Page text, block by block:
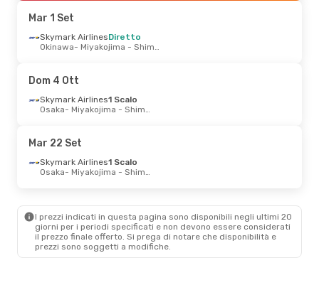
Miyakojima - Shimojishima- Okinawa
Dom 4 Ott- Mer 7 Ott
Korean Air
Mar 1 Set
Skymark AirlinesDiretto
Okinawa
- Miyakojima - Shimojishima
Dom 4 Ott
Skymark Airlines1 Scalo
Osaka
- Miyakojima - Shimojishima
Mar 22 Set
Skymark Airlines1 Scalo
Osaka
- Miyakojima - Shimojishima
I prezzi indicati in questa pagina sono disponibili negli ultimi 20
giorni per i periodi specificati e non devono essere considerati
il ​​prezzo finale offerto. Si prega di notare che disponibilità e
prezzi sono soggetti a modifiche.